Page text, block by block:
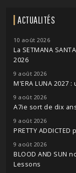
ACTUALITÉS
10 août 2026
La SETMANA
2026
9 août 2026
M'ERA LUNA 2027
9 août 2026
A7ie sort de dix
9 août 2026
PRETTY
9 août 2026
BLOOD AND SUN
Lessons